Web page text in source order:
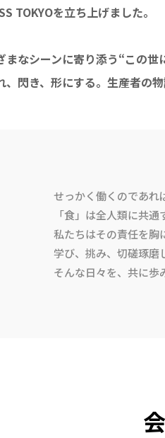
TOKYOを立ち上げました。
まなシーンに寄り添う“この
閃き、形にする。生産者の
せっかく働くのであれ
「食」は全人類に共通
私たちはその責任を胸
学び、挑み、切磋琢磨
そんな日々を、共に歩